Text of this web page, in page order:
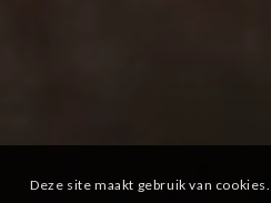
Deze site maakt gebruik van